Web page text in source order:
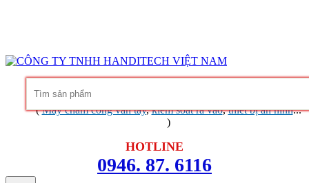
(Máy chấm công vân tay,kiểm soát ra vào,thiết bị an ninh...
)
HOTLINE
0946. 87. 6116